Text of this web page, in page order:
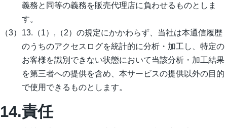
義務と同等の義務を販売代理店に負わせるものとしま
す。
13.（1）,（2）の規定にかかわらず、当社は本通信履歴
のうちのアクセスログを統計的に分析・加工し、特定の
お客様を識別できない状態において当該分析・加工結果
を第三者への提供を含め、本サービスの提供以外の目的
で使用できるものとします。
14.責任